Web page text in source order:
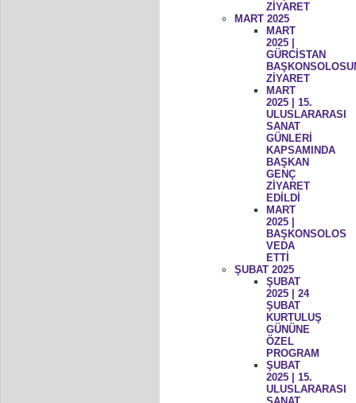
ZİYARET
MART 2025
MART
2025 |
GÜRCİSTAN
ZİYARET
MART
2025 | 15.
ULUSLARARASI
SANAT
GÜNLERİ
KAPSAMINDA
BAŞKAN
GENÇ
ZİYARET
EDİLDİ
MART
2025 |
BAŞKONSOLOS
VEDA
ETTİ
ŞUBAT 2025
ŞUBAT
2025 | 24
ŞUBAT
KURTULUŞ
GÜNÜNE
ÖZEL
PROGRAM
ŞUBAT
2025 | 15.
ULUSLARARASI